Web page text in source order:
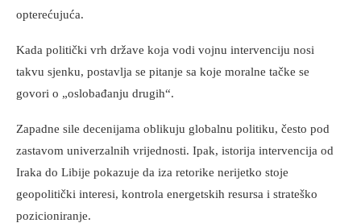
opterećujuća.
Kada politički vrh države koja vodi vojnu intervenciju nosi
takvu sjenku, postavlja se pitanje sa koje moralne tačke se
govori o „oslobađanju drugih“.
Zapadne sile decenijama oblikuju globalnu politiku, često pod
zastavom univerzalnih vrijednosti. Ipak, istorija intervencija od
Iraka do Libije pokazuje da iza retorike nerijetko stoje
geopolitički interesi, kontrola energetskih resursa i strateško
pozicioniranje.